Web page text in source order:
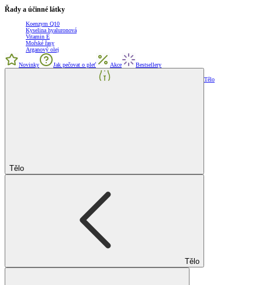
Řady a účinné látky
Koenzym Q10
Kyselina hyaluronová
Vitamin E
Mořské řasy
Arganový olej
Novinky Jak pečovat o pleť Akce Bestsellery
Tělo
Tělo
Tělo